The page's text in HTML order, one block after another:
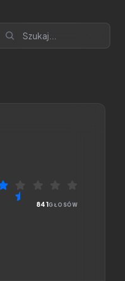
841GŁOSÓW